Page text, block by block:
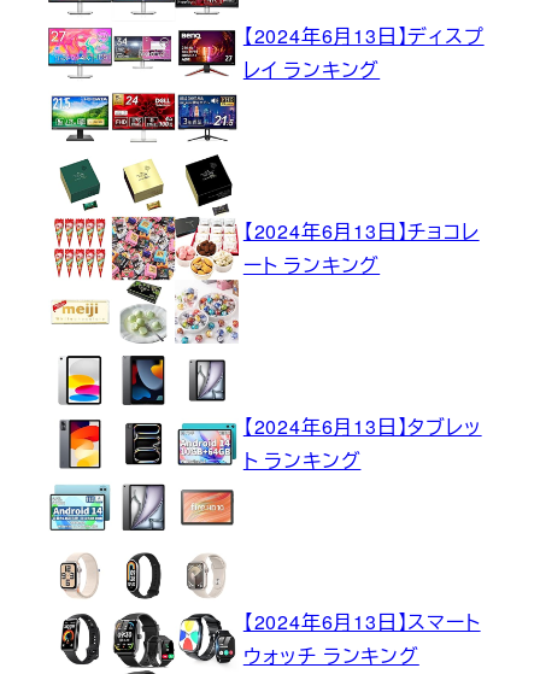
【2024年6月13日】ディスプ
レイ ランキング
【2024年6月13日】チョコレ
ート ランキング
【2024年6月13日】タブレッ
ト ランキング
【2024年6月13日】スマート
ウォッチ ランキング